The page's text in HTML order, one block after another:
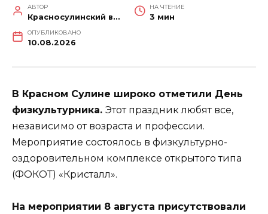
АВТОР
Красносулинский вестник
НА ЧТЕНИЕ
3 мин
ОПУБЛИКОВАНО
10.08.2026
В Красном Сулине широко отметили День
физкультурника. Этот праздник любят все,
независимо от возраста и профессии.
Мероприятие состоялось в физкультурно-
оздоровительном комплексе открытого типа
(ФОКОТ) «Кристалл».
На мероприятии 8 августа присутствовали